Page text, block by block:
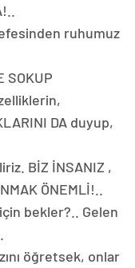
ruhumuz
SOKUP
DA duyup,
BİZ İNSANIZ ,
ÖNEMLİ!..
bekler?.. Gelen
öğretsek, onlar